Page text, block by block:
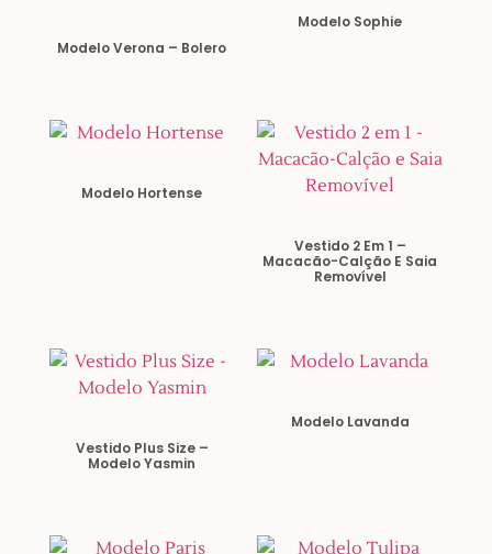
Modelo Verona – Bolero
Modelo Sophie
Modelo Hortense
Vestido 2 Em 1 –
Macacão-Calção E Saia
Removível
Vestido Plus Size –
Modelo Yasmin
Modelo Lavanda